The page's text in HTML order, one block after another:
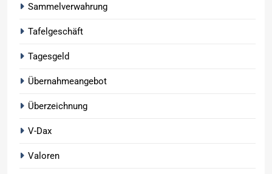
Sammelverwahrung
Tafelgeschäft
Tagesgeld
Übernahmeangebot
Überzeichnung
V-Dax
Valoren